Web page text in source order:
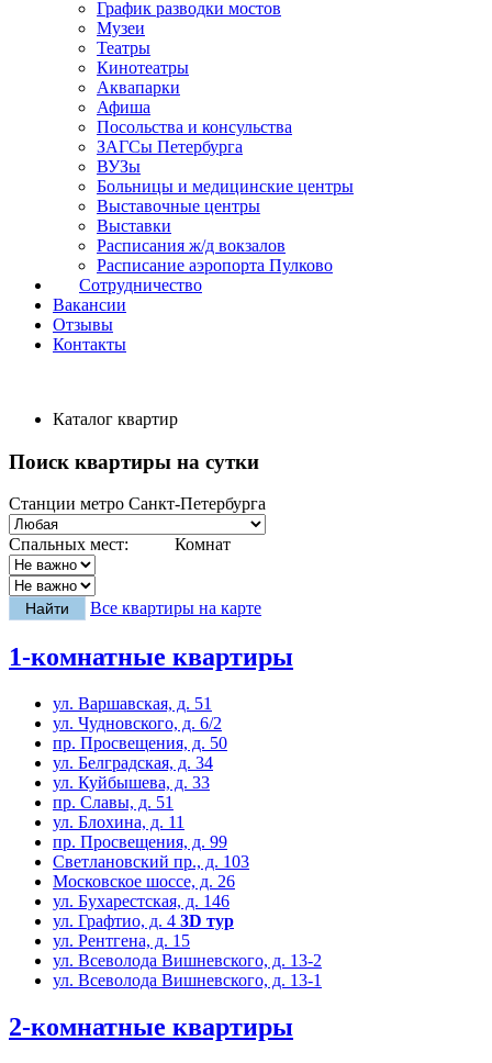
График разводки мостов
Музеи
Театры
Кинотеатры
Аквапарки
Афиша
Посольства и консульства
ЗАГСы Петербурга
ВУЗы
Больницы и медицинские центры
Выставочные центры
Выставки
Расписания ж/д вокзалов
Расписание аэропорта Пулково
Сотрудничество
Вакансии
Отзывы
Контакты
Каталог квартир
Поиск квартиры на сутки
Станции метро Санкт-Петербурга
Спальных мест: Комнат
Все квартиры на карте
1-комнатные квартиры
ул. Варшавская, д. 51
ул. Чудновского, д. 6/2
пр. Просвещения, д. 50
ул. Белградская, д. 34
ул. Куйбышева, д. 33
пр. Славы, д. 51
ул. Блохина, д. 11
пр. Просвещения, д. 99
Светлановский пр., д. 103
Московское шоссе, д. 26
ул. Бухарестская, д. 146
ул. Графтио, д. 4 3D тур
ул. Рентгена, д. 15
ул. Всеволода Вишневского, д. 13-2
ул. Всеволода Вишневского, д. 13-1
2-комнатные квартиры